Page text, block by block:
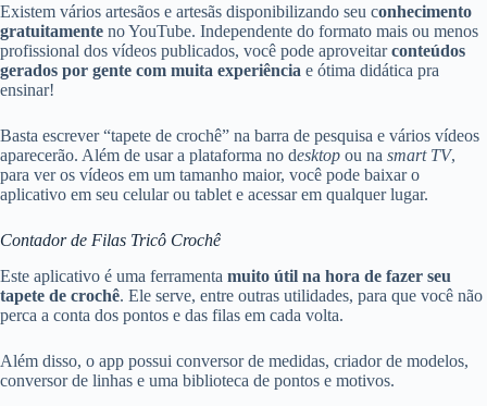
Existem vários artesãos e artesãs disponibilizando seu conhecimento
gratuitamente no YouTube. Independente do formato mais ou menos
profissional dos vídeos publicados, você pode aproveitarconteúdos
gerados por gente com muita experiência e ótima didática pra
ensinar!
Basta escrever “tapete de crochê” na barra de pesquisa e vários vídeos
aparecerão. Além de usar a plataforma no desktop ou na smart TV,
para ver os vídeos em um tamanho maior, você pode baixar o
aplicativo em seu celular ou tablet e acessar em qualquer lugar.
Contador de Filas Tricô Crochê
Este aplicativo é uma ferramenta muito útil na hora de fazer seu
tapete de crochê. Ele serve, entre outras utilidades, para que você não
perca a conta dos pontos e das filas em cada volta.
Além disso, o app possui conversor de medidas, criador de modelos,
conversor de linhas e uma biblioteca de pontos e motivos.